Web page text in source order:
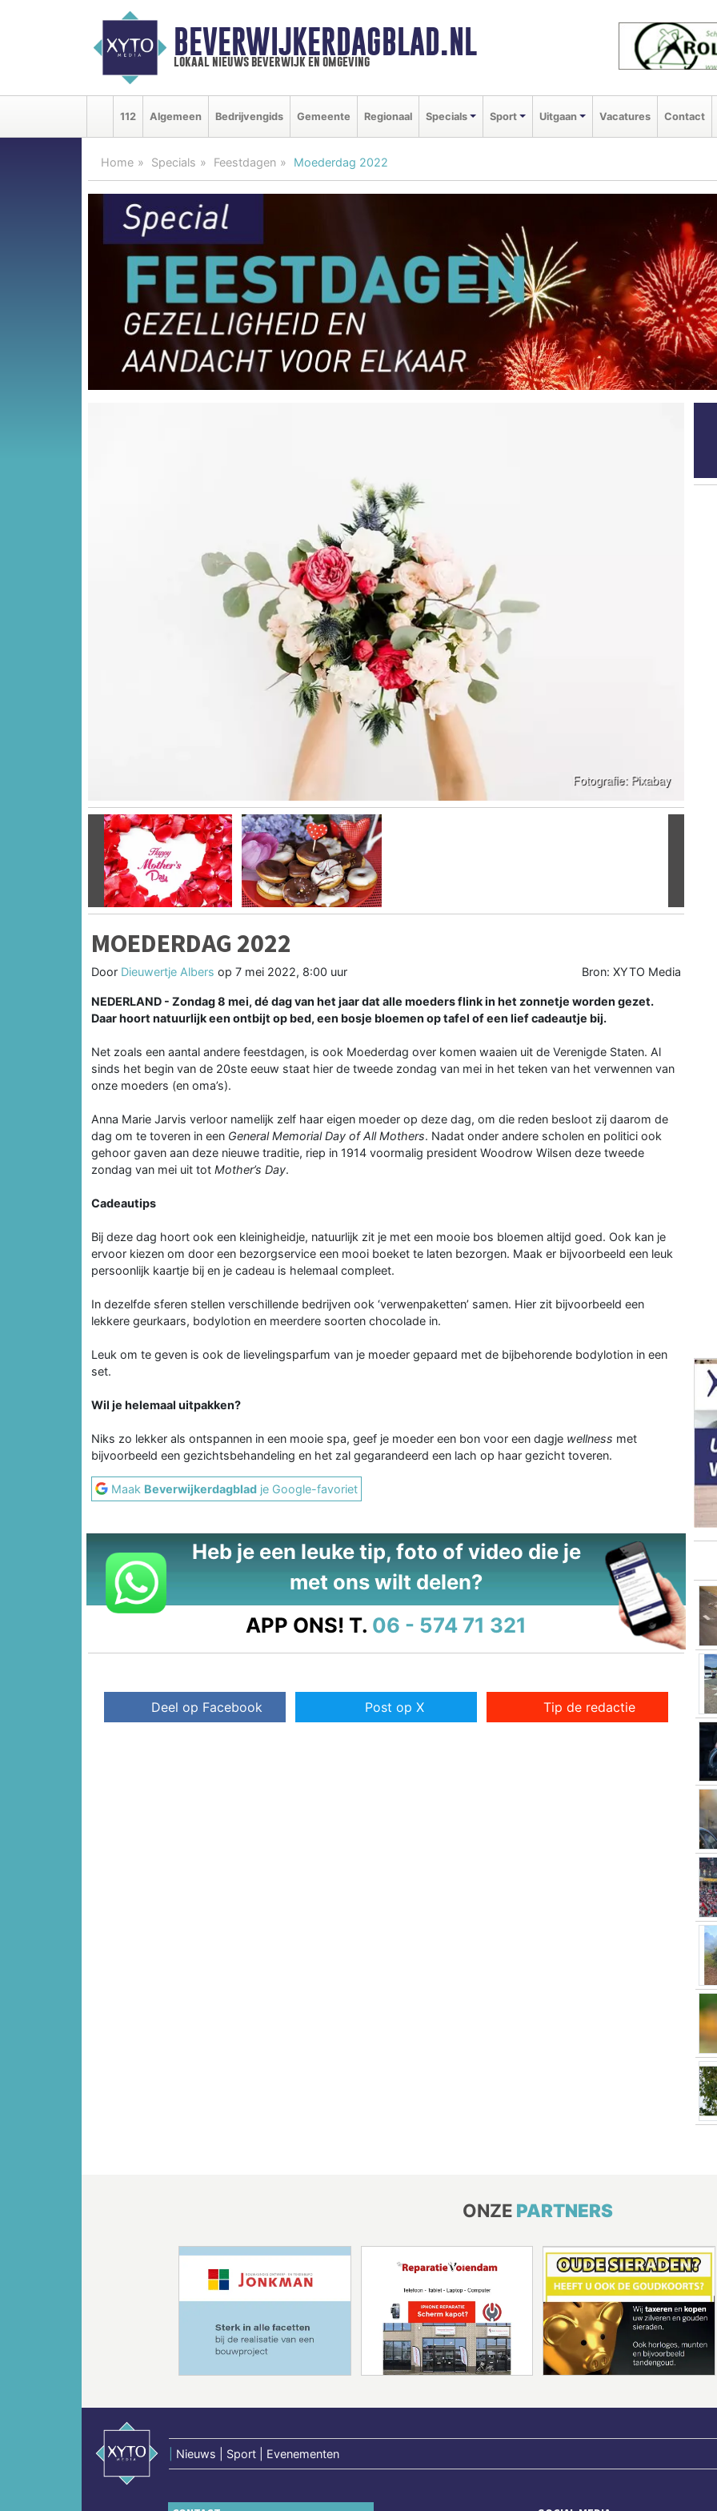
BEVERWIJKERDAGBLAD.NL
lokaal nieuws beverwijk en omgeving
112 Algemeen Bedrijvengids Gemeente Regionaal Specials Sport Uitgaan Vacatures Contact
Home Specials Feestdagen Moederdag 2022
Vorige
MOEDERDAG 2022
Door Dieuwertje Albers op 7 mei 2022, 8:00 uur Bron: XYTO Media
NEDERLAND - Zondag 8 mei, dé dag van het jaar dat alle moeders flink in het zonnetje worden gezet.
Daar hoort natuurlijk een ontbijt op bed, een bosje bloemen op tafel of een lief cadeautje bij.
Net zoals een aantal andere feestdagen, is ook Moederdag over komen waaien uit de Verenigde Staten. Al
sinds het begin van de 20ste eeuw staat hier de tweede zondag van mei in het teken van het verwennen van
onze moeders (en oma’s).
Anna Marie Jarvis verloor namelijk zelf haar eigen moeder op deze dag, om die reden besloot zij daarom de
dag om te toveren in een General Memorial Day of All Mothers. Nadat onder andere scholen en politici ook
gehoor gaven aan deze nieuwe traditie, riep in 1914 voormalig president Woodrow Wilsen deze tweede
zondag van mei uit tot Mother’s Day.
Cadeautips
Bij deze dag hoort ook een kleinigheidje, natuurlijk zit je met een mooie bos bloemen altijd goed. Ook kan je
ervoor kiezen om door een bezorgservice een mooi boeket te laten bezorgen. Maak er bijvoorbeeld een leuk
persoonlijk kaartje bij en je cadeau is helemaal compleet.
In dezelfde sferen stellen verschillende bedrijven ook ‘verwenpaketten’ samen. Hier zit bijvoorbeeld een
lekkere geurkaars, bodylotion en meerdere soorten chocolade in.
Leuk om te geven is ook de lievelingsparfum van je moeder gepaard met de bijbehorende bodylotion in een
set.
Wil je helemaal uitpakken?
Niks zo lekker als ontspannen in een mooie spa, geef je moeder een bon voor een dagje wellness met
bijvoorbeeld een gezichtsbehandeling en het zal gegarandeerd een lach op haar gezicht toveren.
Maak Beverwijkerdagblad je Google-favoriet
Heb je een leuke tip, foto of video die je
met ons wilt delen?
APP ONS! T. 06 - 574 71 321
Deel op Facebook Post op X Tip de redactie
ONZE PARTNERS
Nieuws | Sport | Evenementen